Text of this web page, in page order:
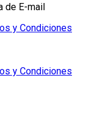
de E-mail
y Condiciones
y Condiciones